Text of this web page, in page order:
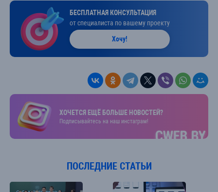
БЕСПЛАТНАЯ КОНСУЛЬТАЦИЯ
от специалиста по вашему проекту
Хочу!
ХОЧЕТСЯ ЕЩЁ БОЛЬШЕ НОВОСТЕЙ?
Подписывайтесь на наш инстаграм!
ПОСЛЕДНИЕ СТАТЬИ